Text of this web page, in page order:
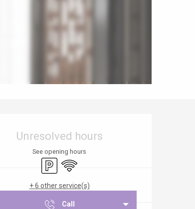
Unresolved hours
See opening hours
Car parkWifi
+ 6 other service(s)
Call